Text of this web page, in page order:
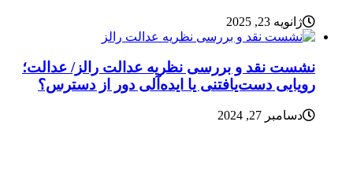
ژانویه 23, 2025
نشست نقد و بررسی نظریه عدالت رالز/ عدالت؛
رویایی دست‌یافتنی یا ایده‌آلی دور از دسترس؟
دسامبر 27, 2024